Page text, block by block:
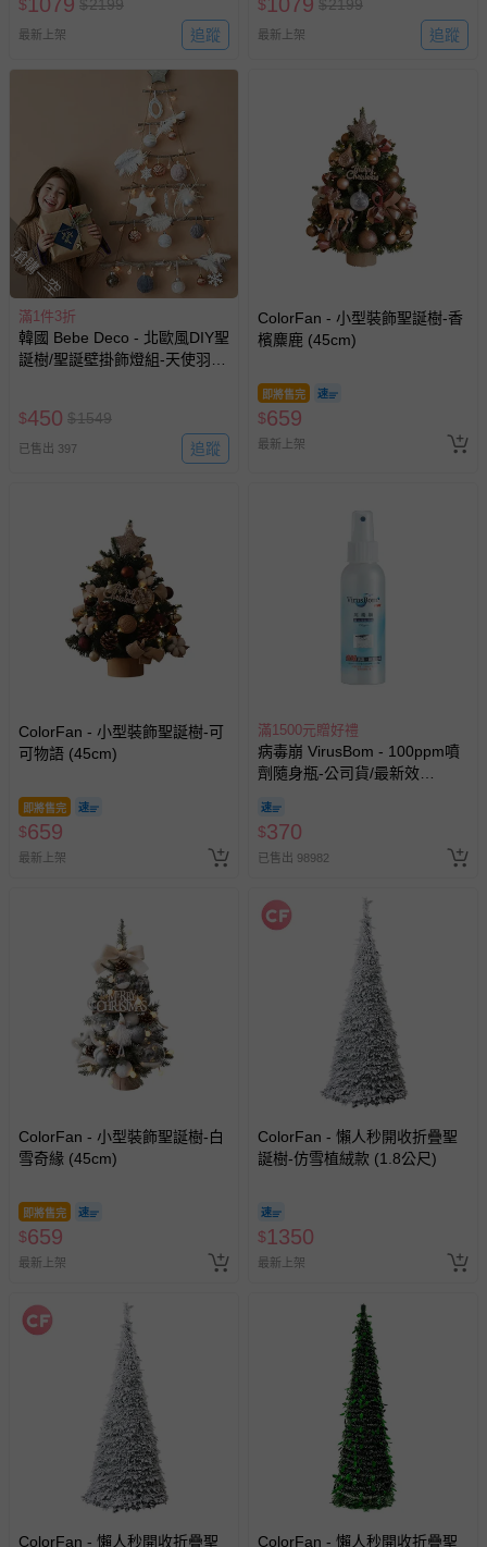
$ $2199
最新上架 追蹤
$ $2199
最新上架 追蹤
搶購一空
滿1件3折
韓國 Bebe Deco - 北歐風DIY聖
誕樹/聖誕壁掛飾燈組-天使羽翼
$450 $1549
已售出 397 追蹤
ColorFan - 小型裝飾聖誕樹-香
檳麋鹿 (45cm)
即將售完
$659
最新上架
ColorFan - 小型裝飾聖誕樹-可
可物語 (45cm)
即將售完
$659
最新上架
滿1500元贈好禮
病毒崩 VirusBom - 100ppm噴
劑隨身瓶-公司貨/最新效
$370
已售出 98982
ColorFan - 小型裝飾聖誕樹-白
雪奇緣 (45cm)
即將售完
$659
最新上架
ColorFan - 懶人秒開收折疊聖
誕樹-仿雪植絨款 (1.8公尺)
$1350
最新上架
ColorFan - 懶人秒開收折疊聖
ColorFan - 懶人秒開收折疊聖